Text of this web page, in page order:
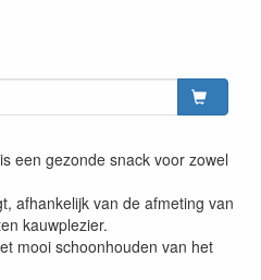
een gezonde snack voor zowel
afhankelijk van de afmeting van
kauwplezier.
mooi schoonhouden van het